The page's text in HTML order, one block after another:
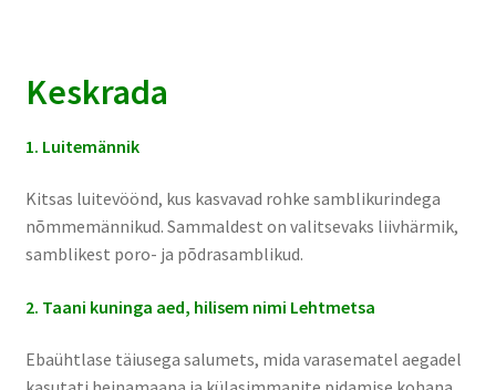
Keskrada
1. Luitemännik
Kitsas luitevöönd, kus kasvavad rohke samblikurindega
nõmmemännikud. Sammaldest on valitsevaks liivhärmik,
samblikest poro- ja põdrasamblikud.
2. Taani kuninga aed, hilisem nimi Lehtmetsa
Ebaühtlase täiusega salumets, mida varasematel aegadel